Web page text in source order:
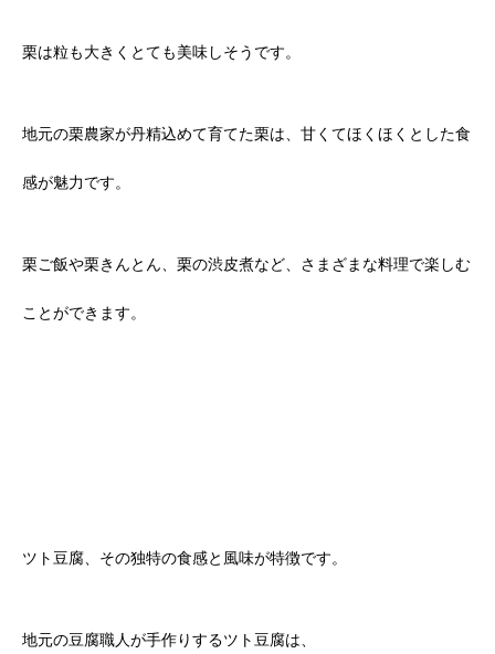
栗は粒も大きくとても美味しそうです。
地元の栗農家が丹精込めて育てた栗は、甘くてほくほくとした食
感が魅力です。
栗ご飯や栗きんとん、栗の渋皮煮など、さまざまな料理で楽しむ
ことができます。
ツト豆腐、その独特の食感と風味が特徴です。
地元の豆腐職人が手作りするツト豆腐は、